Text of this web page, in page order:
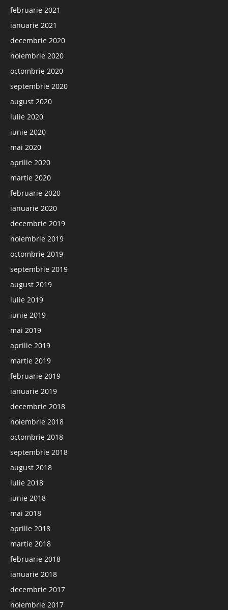
februarie 2021
ianuarie 2021
decembrie 2020
noiembrie 2020
octombrie 2020
septembrie 2020
august 2020
iulie 2020
iunie 2020
mai 2020
aprilie 2020
martie 2020
februarie 2020
ianuarie 2020
decembrie 2019
noiembrie 2019
octombrie 2019
septembrie 2019
august 2019
iulie 2019
iunie 2019
mai 2019
aprilie 2019
martie 2019
februarie 2019
ianuarie 2019
decembrie 2018
noiembrie 2018
octombrie 2018
septembrie 2018
august 2018
iulie 2018
iunie 2018
mai 2018
aprilie 2018
martie 2018
februarie 2018
ianuarie 2018
decembrie 2017
noiembrie 2017